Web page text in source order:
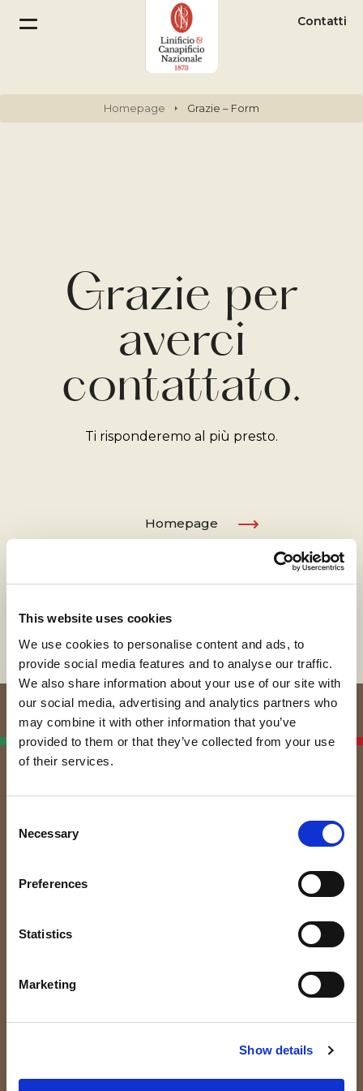
This website uses cookies
We use cookies to personalise content and ads, to
provide social media features and to analyse our traffic.
We also share information about your use of our site with
our social media, advertising and analytics partners who
may combine it with other information that you’ve
provided to them or that they’ve collected from your use
of their services.
Selection
Necessary
Preferences
Statistics
Marketing
Show details
Contatti
Homepage Grazie – Form
Grazie per
averci
contattato.
Ti risponderemo al più presto.
Homepage
Italian Linen
Manufacturers
Iscrivendoti alla nostra Newsletter riceverai
aggiornamenti e curiosità sul mondo tessile e del lino.
ricevuta,
miei dati personali e richiedo l’iscrizione